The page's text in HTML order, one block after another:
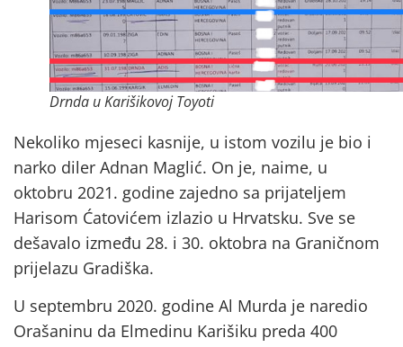
Drnda u Karišikovoj Toyoti
Nekoliko mjeseci kasnije, u istom vozilu je bio i
narko diler Adnan Maglić. On je, naime, u
oktobru 2021. godine zajedno sa prijateljem
Harisom Ćatovićem izlazio u Hrvatsku. Sve se
dešavalo između 28. i 30. oktobra na Graničnom
prijelazu Gradiška.
U septembru 2020. godine Al Murda je naredio
Orašaninu da Elmedinu Karišiku preda 400